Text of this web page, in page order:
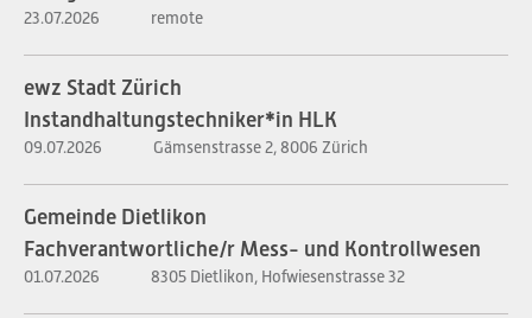
23.07.2026 remote
ewz Stadt Zürich
Instandhaltungstechniker*in HLK
09.07.2026 Gämsenstrasse 2, 8006 Zürich
Gemeinde Dietlikon
Fachverantwortliche/r Mess- und Kontrollwesen
01.07.2026 8305 Dietlikon, Hofwiesenstrasse 32